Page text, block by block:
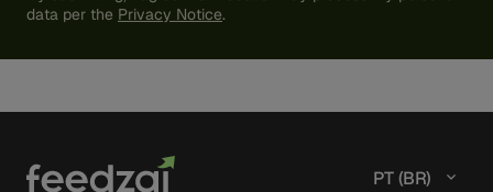
data per the Privacy Notice.
PT (BR)